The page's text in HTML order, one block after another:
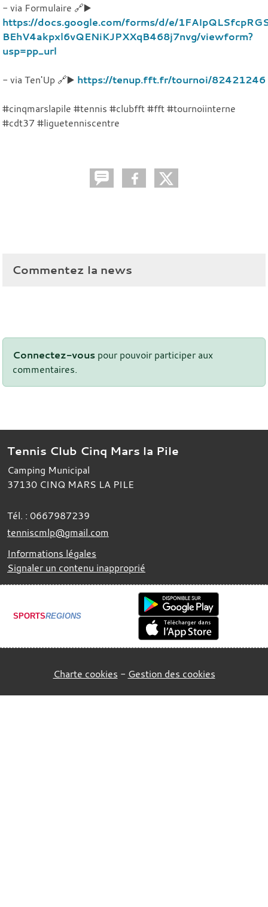
- via Formulaire 🔗▶️
https://docs.google.com/forms/d/e/
BEhV4akpxl6vQENiKJPXXqB468j7nvg/viewform?
usp=pp_url
- via Ten'Up 🔗▶️ https://tenup.fft.fr/tournoi/82421246
#cinqmarslapile #tennis #clubfft #fft #tournoiinterne
#cdt37 #liguetenniscentre
Commentez la news
Connectez-vous pour pouvoir participer aux
commentaires.
Tennis Club Cinq Mars la Pile
Camping Municipal
37130 CINQ MARS LA PILE
Tél. : 0667987239
tenniscmlp@gmail.com
Informations légales
Signaler un contenu inapproprié
SPORTSREGIONS
Charte cookies Gestion des cookies